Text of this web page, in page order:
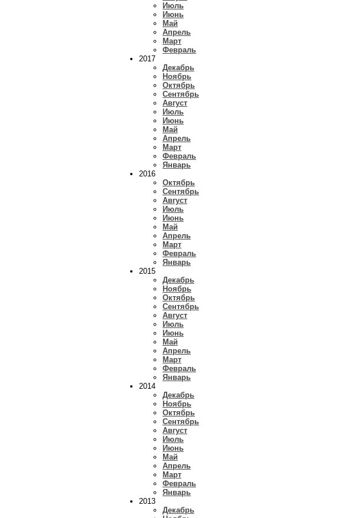
Июль
Июнь
Май
Апрель
Март
Февраль
2017
Декабрь
Ноябрь
Октябрь
Сентябрь
Август
Июль
Июнь
Май
Апрель
Март
Февраль
Январь
2016
Октябрь
Сентябрь
Август
Июль
Июнь
Май
Апрель
Март
Февраль
Январь
2015
Декабрь
Ноябрь
Октябрь
Сентябрь
Август
Июль
Июнь
Май
Апрель
Март
Февраль
Январь
2014
Декабрь
Ноябрь
Октябрь
Сентябрь
Август
Июль
Июнь
Май
Апрель
Март
Февраль
Январь
2013
Декабрь